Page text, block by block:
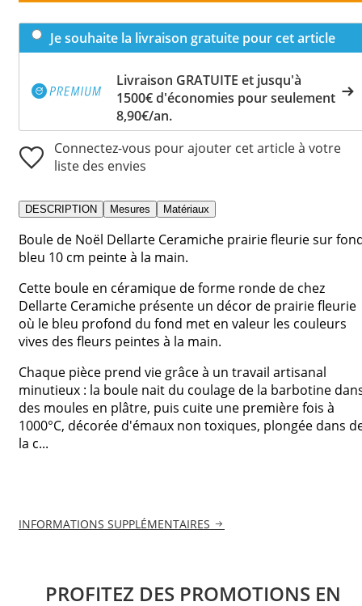
Je souhaite la livraison gratuite pour cet article
Livraison GRATUITE et jusqu'à
1500€ d'économies pour seulement
8,90€/an.
Connectez-vous pour ajouter cet article à votre
liste des envies
DESCRIPTION Mesures Matériaux
Boule de Noël Dellarte Ceramiche prairie fleurie sur
bleu 10 cm peinte à la main.
Cette boule en céramique de forme ronde de chez
Dellarte Ceramiche présente un décor de prairie fleurie
où le bleu profond du fond met en valeur les couleurs
vives des fleurs peintes à la main.
Chaque pièce prend vie grâce à un travail artisanal
minutieux : la boule nait du coulage de la barbotine
des moules en plâtre, puis cuite une première fois à
1000°C, décorée d'émaux non toxiques, plongée dans
la c...
INFORMATIONS SUPPLÉMENTAIRES
PROFITEZ DES PROMOTIONS EN